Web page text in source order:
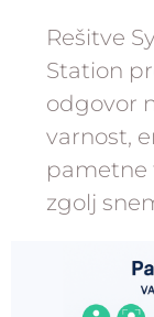
Rešitve
Station
odgovor
varnost,
pametne
zgolj